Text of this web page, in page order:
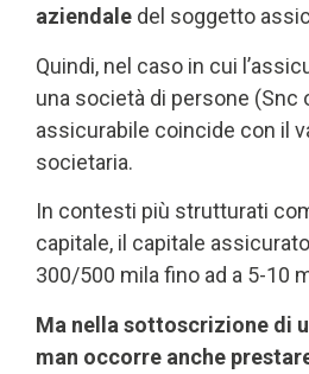
aziendale del soggetto
Quindi, nel caso in cui
una società di persone (Snc
assicurabile coincide con il
societaria.
In contesti più strutturati
capitale, il capitale
300/500 mila fino ad a 5-10
Ma nella sottoscrizione di
man occorre anche